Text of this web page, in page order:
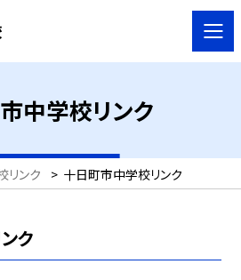
中学校リンク
リンク > 十日町市中学校リンク
ク